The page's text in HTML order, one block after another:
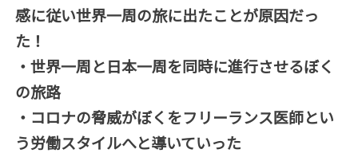
感に従い世界一周の旅に出たことが原因だっ
た！
・世界一周と日本一周を同時に進行させるぼく
の旅路
・コロナの脅威がぼくをフリーランス医師とい
う労働スタイルへと導いていった